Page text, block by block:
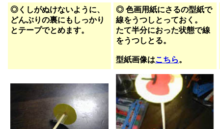
◎くしがぬけないように、
どんぶりの裏にもしっかり
とテープでとめます。
◎ 色画用紙にさるの型紙で
線をうつしとっておく。
たて半分におった状態で線
をうつしとる。
型紙画像はこちら。